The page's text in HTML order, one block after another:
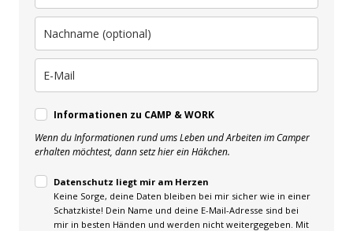
Informationen zu CAMP & WORK
Wenn du Informationen rund ums Leben und Arbeiten im Camper
erhalten möchtest, dann setz hier ein Häkchen.
Datenschutz liegt mir am Herzen
Keine Sorge, deine Daten bleiben bei mir sicher wie in einer
Schatzkiste! Dein Name und deine E-Mail-Adresse sind bei
mir in besten Händen und werden nicht weitergegeben. Mit